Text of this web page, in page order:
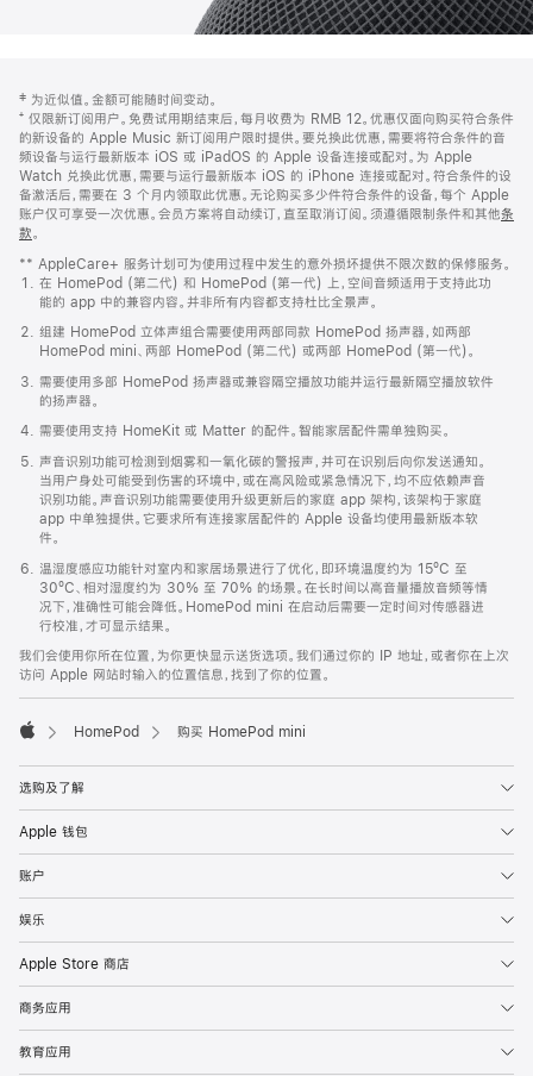
页
页
脚
注
‡ 为近似值。金额可能随时间变动。
⁺ 仅限新订阅用户。免费试用期结束后，每月收费为 RMB 12。优惠仅面向购买符合条件
的新设备的 Apple Music 新订阅用户限时提供。要兑换此优惠，需要将符合条件的音
频设备与运行最新版本 iOS 或 iPadOS 的 Apple 设备连接或配对。为 Apple
Watch 兑换此优惠，需要与运行最新版本 iOS 的 iPhone 连接或配对。符合条件的设
备激活后，需要在 3 个月内领取此优惠。无论购买多少件符合条件的设备，每个 Apple
账户仅可享受一次优惠。会员方案将自动续订，直至取消订阅。须遵循限制条件和其他条
款。
窗
口
中
打
开)
** AppleCare+ 服务计划可为使用过程中发生的意外损坏提供不限次数的保修服务。
在 HomePod (第二代) 和 HomePod (第一代) 上，空间音频适用于支持此功
能的 app 中的兼容内容。并非所有内容都支持杜比全景声。
组建 HomePod 立体声组合需要使用两部同款 HomePod 扬声器，如两部
HomePod mini、两部 HomePod (第二代) 或两部 HomePod (第一代)。
需要使用多部 HomePod 扬声器或兼容隔空播放功能并运行最新隔空播放软件
的扬声器。
需要使用支持 HomeKit 或 Matter 的配件。智能家居配件需单独购买。
声音识别功能可检测到烟雾和一氧化碳的警报声，并可在识别后向你发送通知。
当用户身处可能受到伤害的环境中，或在高风险或紧急情况下，均不应依赖声音
识别功能。声音识别功能需要使用升级更新后的家庭 app 架构，该架构于家庭
app 中单独提供。它要求所有连接家居配件的 Apple 设备均使用最新版本软
件。
温湿度感应功能针对室内和家居场景进行了优化，即环境温度约为 15ºC 至
30ºC、相对湿度约为 30% 至 70% 的场景。在长时间以高音量播放音频等情
况下，准确性可能会降低。HomePod mini 在启动后需要一定时间对传感器进
行校准，才可显示结果。
我们会使用你所在位置，为你更快显示送货选项。我们通过你的 IP 地址，或者你在上次
访问 Apple 网站时输入的位置信息，找到了你的位置。
HomePod 购买 HomePod mini
选购及了解
Apple 钱包
账户
娱乐
Apple Store 商店
商务应用
教育应用